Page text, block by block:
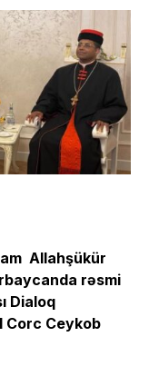
Allahşükür
rəsmi
Dialoq
Corc Ceykob